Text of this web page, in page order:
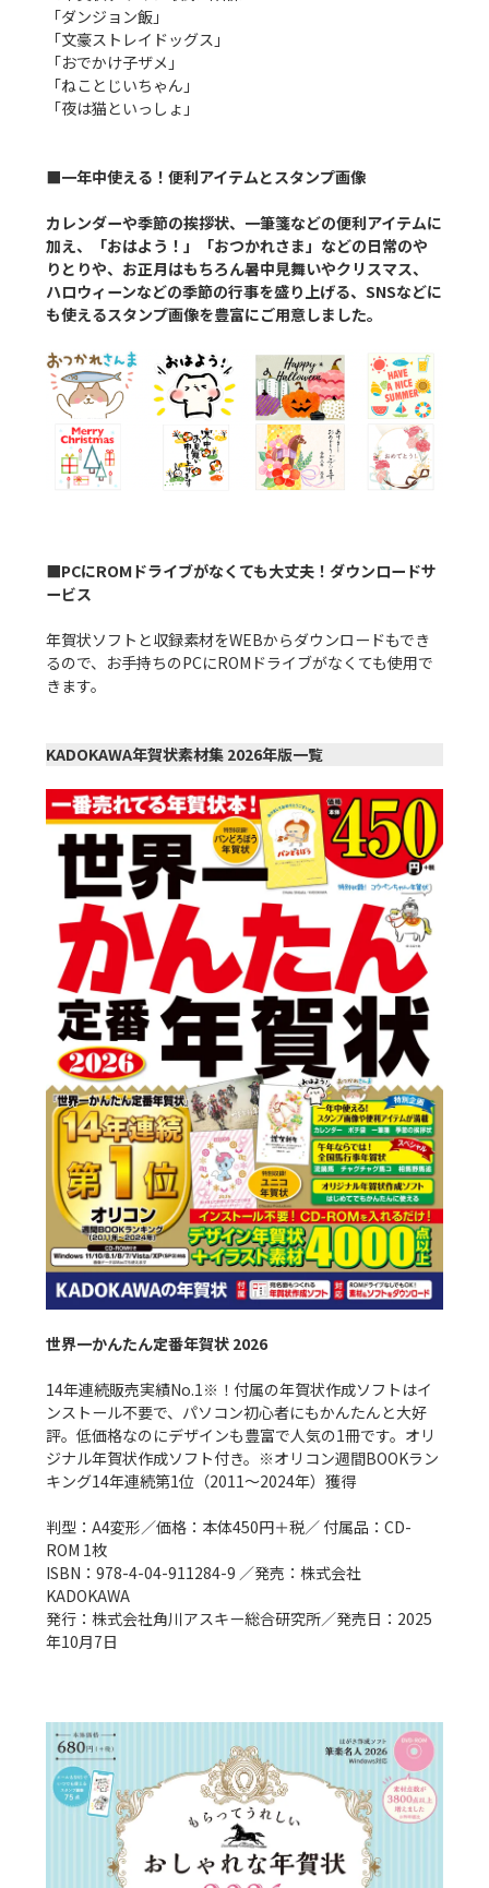
「ダンジョン飯」
「文豪ストレイドッグス」
「おでかけ子ザメ」
「ねことじいちゃん」
「夜は猫といっしょ」
■一年中使える！便利アイテムとスタンプ画像
カレンダーや季節の挨拶状、一筆箋などの便利アイテムに
加え、「おはよう！」「おつかれさま」などの日常のや
りとりや、お正月はもちろん暑中見舞いやクリスマス、
ハロウィーンなどの季節の行事を盛り上げる、SNSなどに
も使えるスタンプ画像を豊富にご用意しました。
■PCにROMドライブがなくても大丈夫！ダウンロードサ
ービス
年賀状ソフトと収録素材をWEBからダウンロードもでき
るので、お手持ちのPCにROMドライブがなくても使用で
きます。
KADOKAWA年賀状素材集 2026年版一覧
世界一かんたん定番年賀状 2026
14年連続販売実績No.1※！付属の年賀状作成ソフトはイ
ンストール不要で、パソコン初心者にもかんたんと大好
評。低価格なのにデザインも豊富で人気の1冊です。オリ
ジナル年賀状作成ソフト付き。※オリコン週間BOOKラン
キング14年連続第1位（2011～2024年）獲得
判型：A4変形／価格：本体450円＋税／ 付属品：CD-
ROM 1枚
ISBN：978-4-04-911284-9 ／発売：株式会社
KADOKAWA
発行：株式会社角川アスキー総合研究所／発売日：2025
年10月7日